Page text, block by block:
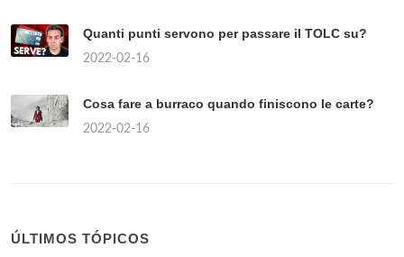
Quanti punti servono per passare il TOLC su?
2022-02-16
Cosa fare a burraco quando finiscono le carte?
2022-02-16
ÚLTIMOS TÓPICOS